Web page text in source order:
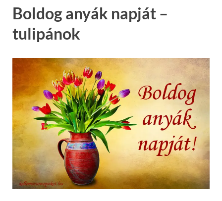
Boldog anyák napját –
tulipánok